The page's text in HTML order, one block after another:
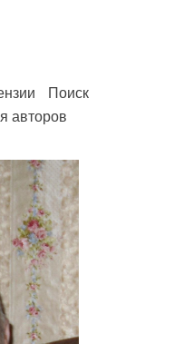
Поиск
авторов